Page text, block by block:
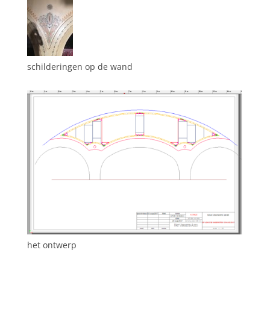
schilderingen op de wand
het ontwerp